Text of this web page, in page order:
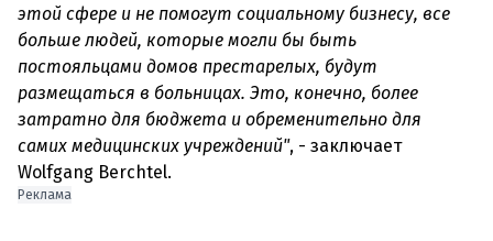
этой сфере и не помогут социальному бизнесу, все
больше людей, которые могли бы быть
постояльцами домов престарелых, будут
размещаться в больницах. Это, конечно, более
затратно для бюджета и обременительно для
самих медицинских учреждений", - заключает
Реклама